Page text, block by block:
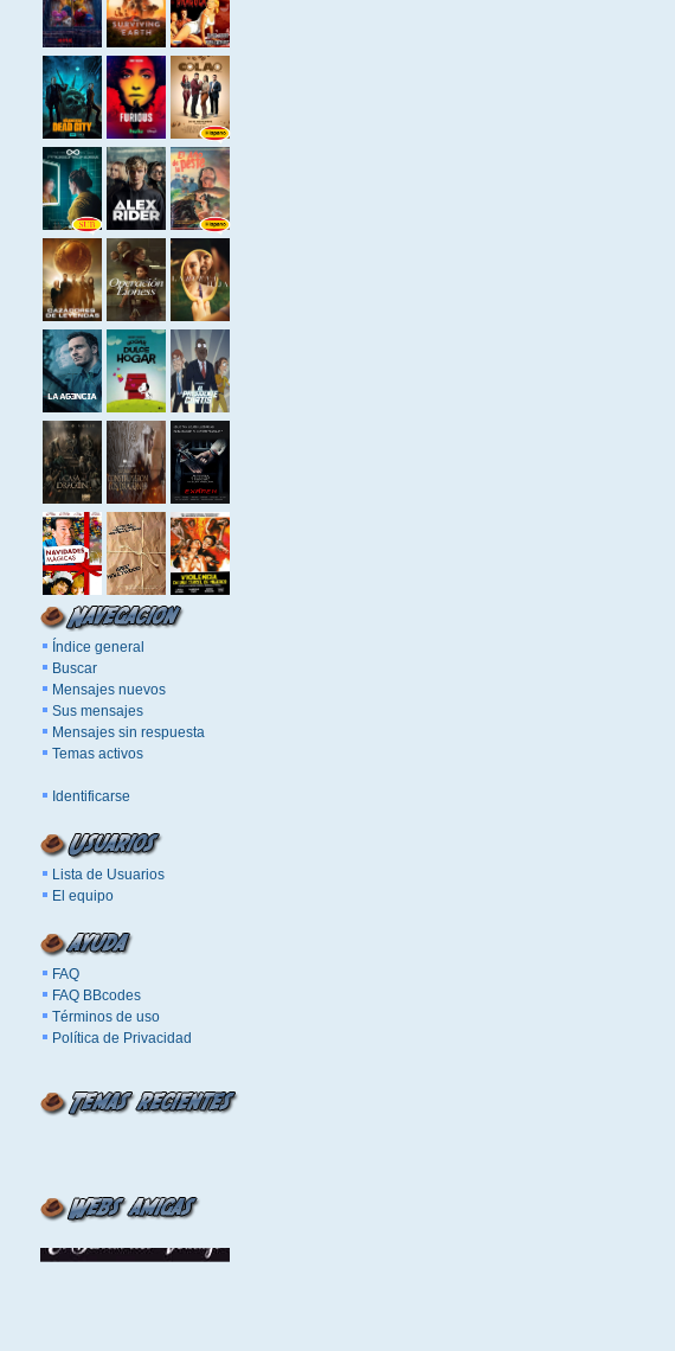
Índice general
Buscar
Mensajes nuevos
Sus mensajes
Mensajes sin respuesta
Temas activos
Identificarse
Lista de Usuarios
El equipo
FAQ
FAQ BBcodes
Términos de uso
Política de Privacidad